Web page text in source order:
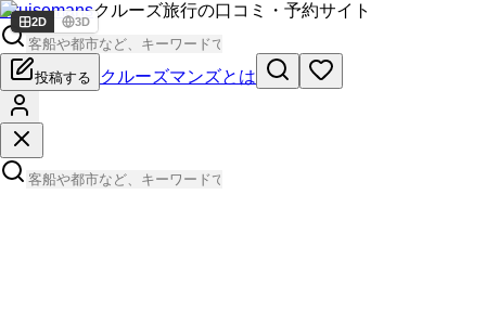
Cruisemansクルーズ旅行の口コミ・予約サイト
投稿する クルーズマンズとは
2D 3D